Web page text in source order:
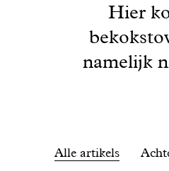
Hier
namelijk
Alle artikels